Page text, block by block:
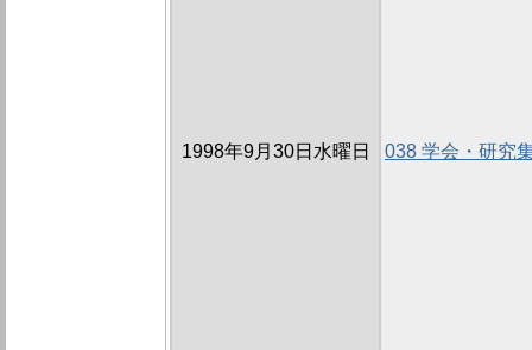
1998年9月30日水曜日 038 学会・研究